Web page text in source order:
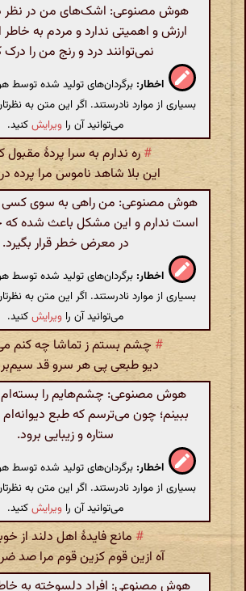
هوش مصنوعی: اشک‌های من در نظر
ارزش و اهمیتی ندارد و مردم به
نمی‌توانند درد و رنج من را درک
اخطار: برگردان‌های تولید شده
بسیاری از موارد نادرستند. اگر این متن به
می‌توانید آن را ویرایشکنید.
# ره ندارم به سرا پردهٔ
این بلا شاهد ناموس مرا پرده
هوش مصنوعی: من راهی به سوی کسی
است ندارم و این مشکل باعث شده که
در معرض خطر قرار بگیرد.
اخطار: برگردان‌های تولید شده
بسیاری از موارد نادرستند. اگر این متن به
می‌توانید آن را ویرایشکنید.
# چشم بستم ز تماشا چه کنم
دیو طبعی پی هر سرو قد
هوش مصنوعی: چشم‌هایم را بسته‌ام
ببینم؛ چون می‌ترسم که طبع دیوانه‌ام
ستاره و زیبایی برود.
اخطار: برگردان‌های تولید شده
بسیاری از موارد نادرستند. اگر این متن به
می‌توانید آن را ویرایشکنید.
# مانع فایدهٔ اهل دلند از
آه ازین قوم کزین قوم مرا صد
هوش مصنوعی: افراد دلسوخته به